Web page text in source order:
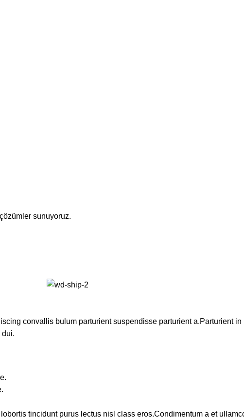
sunuyoruz.
convallis bulum parturient suspendisse parturient a.Parturient
dui.
tincidunt purus lectus nisl class eros.Condimentum a et